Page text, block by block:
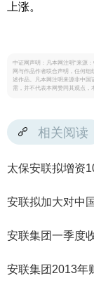
上涨。
中证网声明：凡本网注明“来源
网与作品作者联合声明，任何
述作品。凡本网注明来源非中国
需，并不代表本网赞同其观点，
相关阅读
太保安联拟增资
安联拟加大对中
安联集团一季度
安联集团2013年